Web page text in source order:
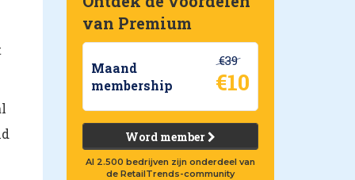
van Premium
Maand
membership
€39
€10
Word member
Al 2.500 bedrijven zijn onderdeel van
de RetailTrends-community